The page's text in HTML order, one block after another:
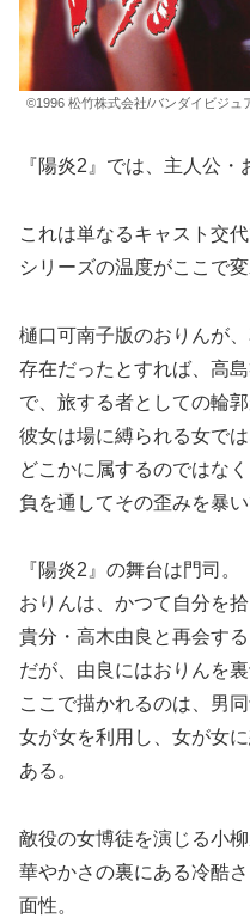
©1996 松竹株式会社/バンダイビジュ
『陽炎2』では、主人公・
これは単なるキャスト交代
シリーズの温度がここで変
樋口可南子版のおりんが
存在だったとすれば、高
で、旅する者としての輪郭
彼女は場に縛られる女で
どこかに属するのではな
負を通してその歪みを暴い
『陽炎2』の舞台は門司。
おりんは、かつて自分を
貴分・高木由良と再会する
だが、由良にはおりんを
ここで描かれるのは、男
女が女を利用し、女が女
ある。
敵役の女博徒を演じる小柳
華やかさの裏にある冷酷
面性。